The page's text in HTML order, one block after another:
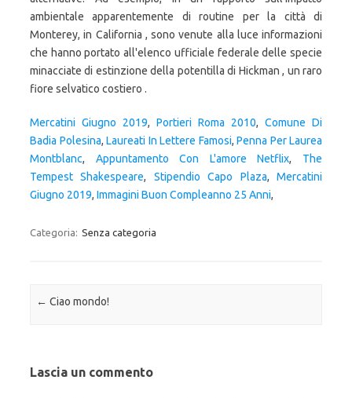
Mercatini Giugno 2019, Portieri Roma 2010, Comune Di
Badia Polesina, Laureati In Lettere Famosi, Penna Per Laurea
Montblanc, Appuntamento Con L'amore Netflix, The
Tempest Shakespeare, Stipendio Capo Plaza,Mercatini
Giugno 2019, Immagini Buon Compleanno 25 Anni,
Categoria: Senza categoria
Navigazione articolo
← Ciao mondo!
Lascia un commento